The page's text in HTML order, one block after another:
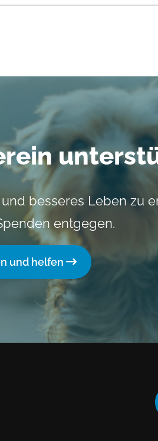
besseres Leben zu
entgegen.
und helfen